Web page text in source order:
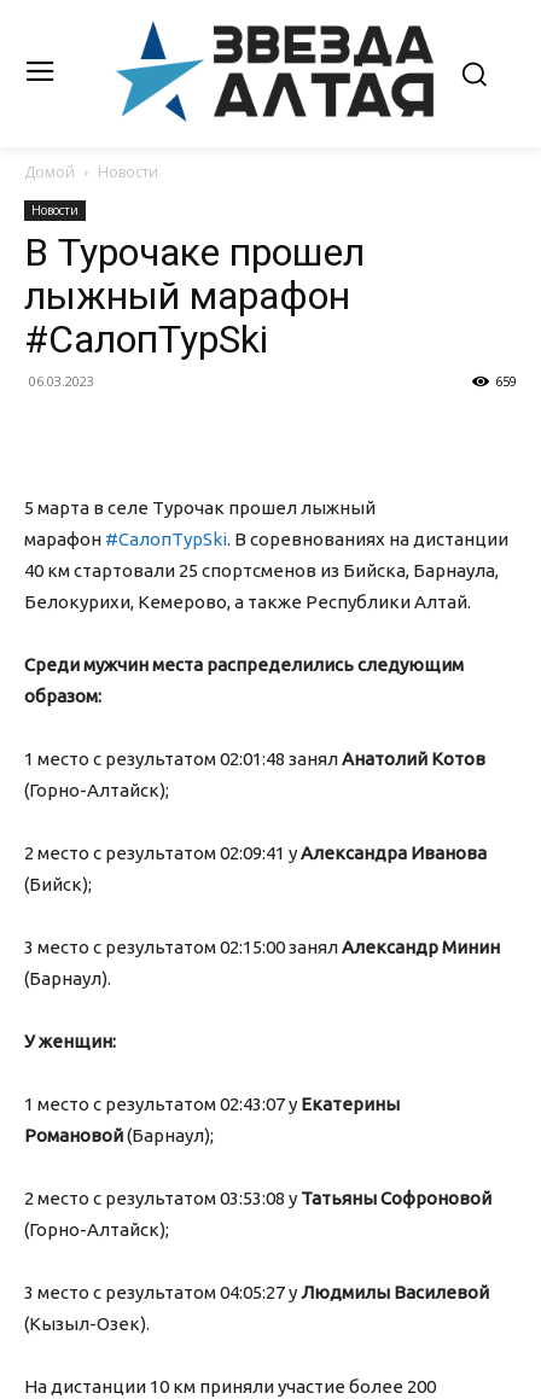
Домой Новости
Новости
В Турочаке прошел
лыжный марафон
#СалопТурSki
06.03.2023 659
5 марта в селе Турочак прошел лыжный
марафон #СалопТурSki. В соревнованиях на дистанции
40 км стартовали 25 спортсменов из Бийска, Барнаула,
Белокурихи, Кемерово, а также Республики Алтай.
Среди мужчин места распределились следующим
образом:
1 место с результатом 02:01:48 занялАнатолий Котов
(Горно-Алтайск);
2 место с результатом 02:09:41 уАлександра Иванова
(Бийск);
3 место с результатом 02:15:00 занялАлександр Минин
(Барнаул).
У женщин:
1 место с результатом 02:43:07 у Екатерины
Романовой(Барнаул);
2 место с результатом 03:53:08 у Татьяны Софроновой
(Горно-Алтайск);
3 место с результатом 04:05:27 уЛюдмилы Василевой
(Кызыл-Озек).
На дистанции 10 км приняли участие более 200